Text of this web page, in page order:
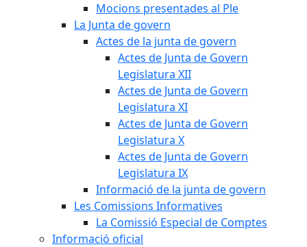
Mocions presentades al Ple
La Junta de govern
Actes de la junta de govern
Actes de Junta de Govern
Legislatura XII
Actes de Junta de Govern
Legislatura XI
Actes de Junta de Govern
Legislatura X
Actes de Junta de Govern
Legislatura IX
Informació de la junta de govern
Les Comissions Informatives
La Comissió Especial de Comptes
Informació oficial